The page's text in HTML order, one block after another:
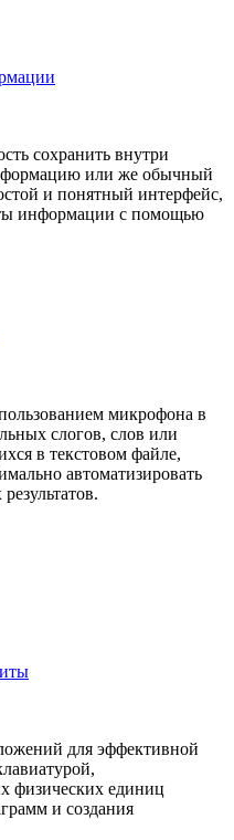
сохранить внутри
или же обычный
и понятный интерфейс,
информации с помощью
микрофона в
слогов, слов или
в текстовом файле,
автоматизировать
для эффективной
физических единиц
и создания